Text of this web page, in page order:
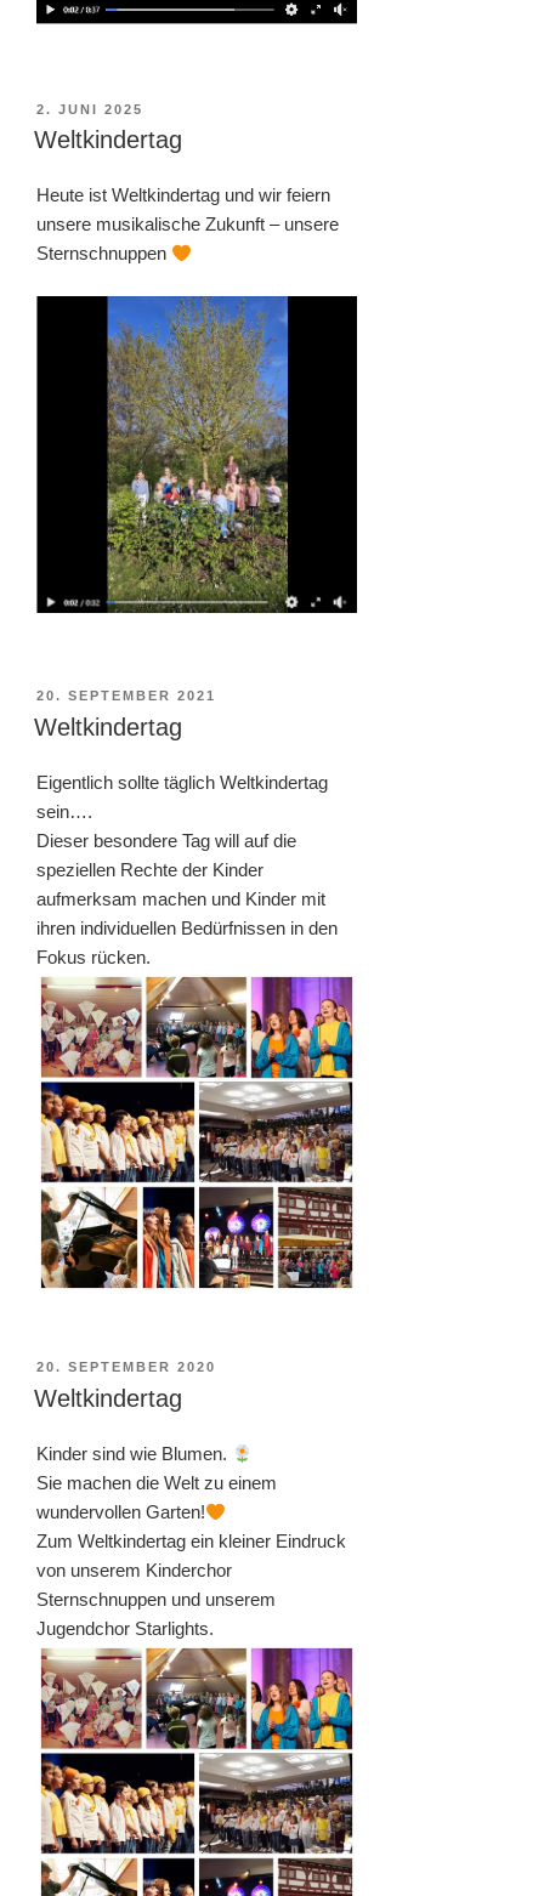
VERÖFFENTLICHT
AM
2. JUNI 2025
Weltkindertag
Heute ist Weltkindertag und wir feiern
unsere musikalische Zukunft – unsere
Sternschnuppen
VERÖFFENTLICHT
AM
20. SEPTEMBER 2021
Weltkindertag
Eigentlich sollte täglich Weltkindertag
sein….
Dieser besondere Tag will auf die
speziellen Rechte der Kinder
aufmerksam machen und Kinder mit
ihren individuellen Be­dürf­nis­sen in den
Fokus rücken.
VERÖFFENTLICHT
AM
20. SEPTEMBER 2020
Weltkindertag
Kinder sind wie Blumen.
Sie machen die Welt zu einem
wundervollen Garten!
Zum Weltkindertag ein kleiner Eindruck
von unserem Kinderchor
Sternschnuppen und unserem
Jugendchor Starlights.